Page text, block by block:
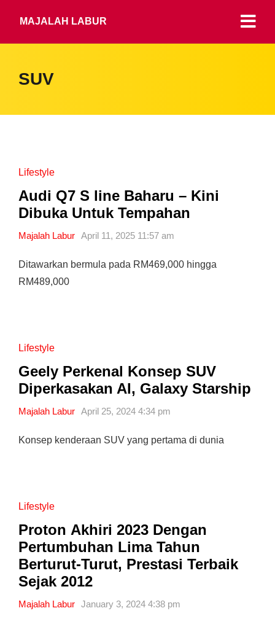
MAJALAH LABUR
SUV
Lifestyle
Audi Q7 S line Baharu – Kini
Dibuka Untuk Tempahan
Majalah Labur April 11, 2025 11:57 am
Ditawarkan bermula pada RM469,000 hingga
RM489,000
Lifestyle
Geely Perkenal Konsep SUV
Diperkasakan AI, Galaxy Starship
Majalah Labur April 25, 2024 4:34 pm
Konsep kenderaan SUV yang pertama di dunia
Lifestyle
Proton Akhiri 2023 Dengan
Pertumbuhan Lima Tahun
Berturut-Turut, Prestasi Terbaik
Sejak 2012
Majalah Labur January 3, 2024 4:38 pm